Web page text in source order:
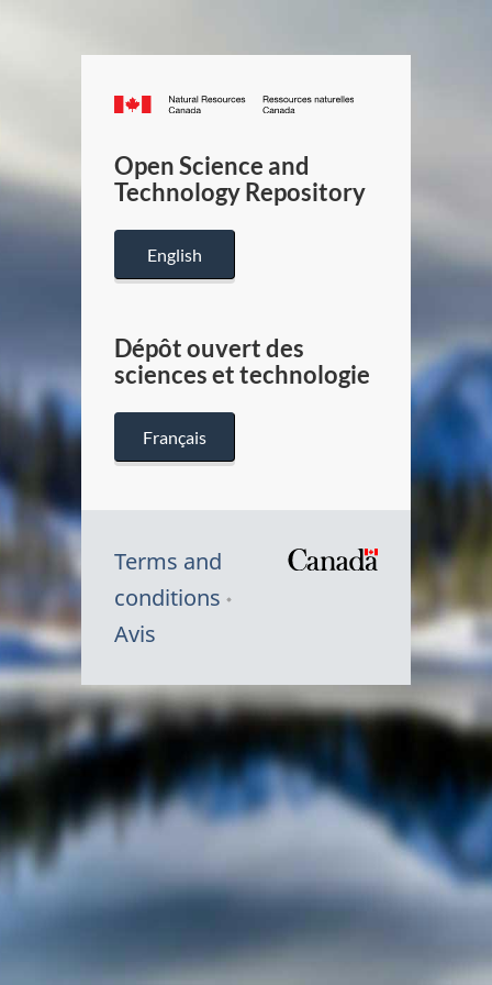
Canada.ca
/
Canada
Open Science and
Technology Repository
English
Dépôt ouvert des
sciences et technologie
Français
Terms and
conditions
Avis
Symbole
du
Canada